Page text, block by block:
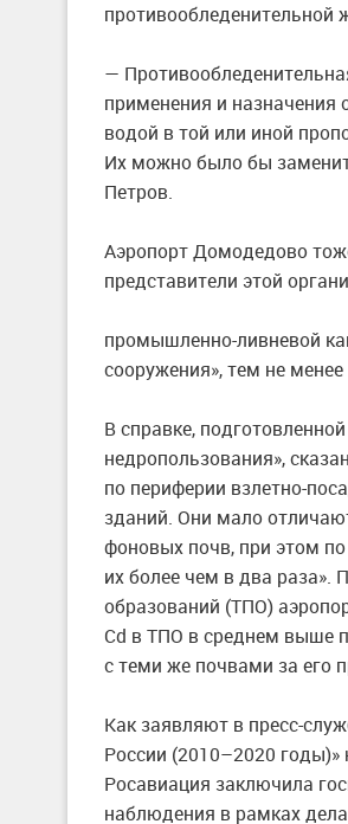
—
применения и
водой в той или иной
Их можно было бы
Петров.
Аэропорт Домодедово
представители этой
промышленно-ливневой
сооружения», тем не
В справке,
недропользования»,
по периферии взлетно-
зданий. Они мало
фоновых почв, при этом
их более чем в два раза».
образований (ТПО)
Cd в ТПО в среднем выше
с теми же почвами за его
Как заявляют в пресс-
России (2010–2020 годы)»
Росавиация заключила
наблюдения в рамках